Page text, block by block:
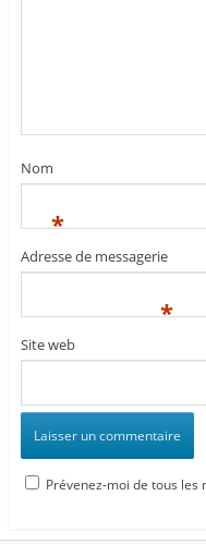
Nom
*
Adresse de messagerie
*
Site web
Prévenez-moi de tous